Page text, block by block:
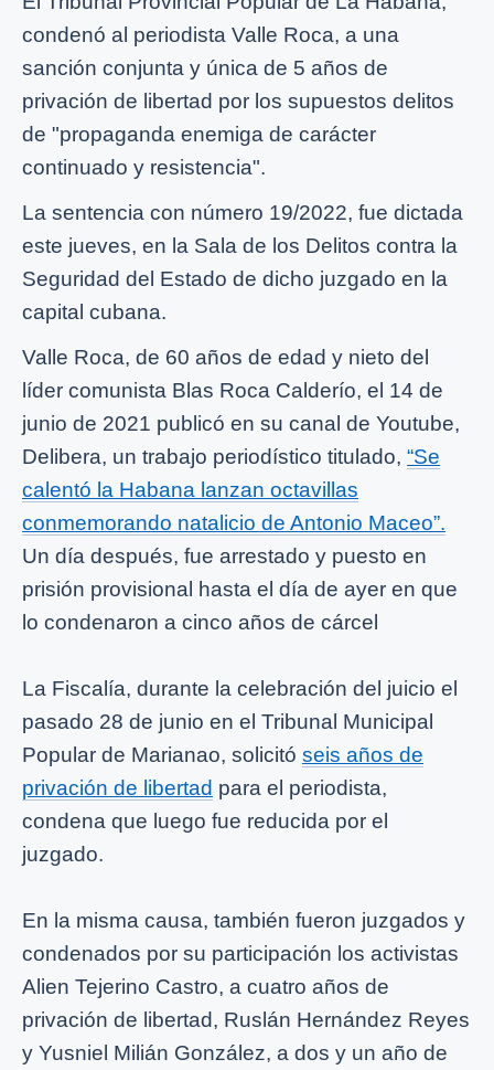
condenó al periodista Valle Roca, a una
sanción conjunta y única de 5 años de
privación de libertad por los supuestos delitos
de "propaganda enemiga de carácter
continuado y resistencia".
La sentencia con número 19/2022, fue dictada
este jueves, en la Sala de los Delitos contra la
Seguridad del Estado de dicho juzgado en la
capital cubana.
Valle Roca, de 60 años de edad y nieto del
líder comunista Blas Roca Calderío, el 14 de
junio de 2021 publicó en su canal de Youtube,
Delibera, un trabajo periodístico titulado, “Se
calentó la Habana lanzan octavillas
conmemorando natalicio de Antonio Maceo”.
Un día después, fue arrestado y puesto en
prisión provisional hasta el día de ayer en que
lo condenaron a cinco años de cárcel
La Fiscalía, durante la celebración del juicio el
pasado 28 de junio en el Tribunal Municipal
Popular de Marianao, solicitó seis años de
privación de libertad para el periodista,
condena que luego fue reducida por el
juzgado.
En la misma causa, también fueron juzgados y
condenados por su participación los activistas
Alien Tejerino Castro, a cuatro años de
privación de libertad, Ruslán Hernández Reyes
y Yusniel Milián González, a dos y un año de